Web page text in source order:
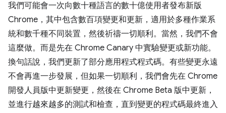
我們可能會一次向數十種語言的數十億使用者發布新版
Chrome，其中包含數百項變更和更新，適用於多種作業系
統和數千種不同裝置，然後祈禱一切順利。當然，我們不會
這麼做。而是先在 Chrome Canary 中實驗變更或新功能。
換句話說，我們更新了部分應用程式程式碼。有些變更永遠
不會再進一步發展，但如果一切順利，我們會先在 Chrome
開發人員版中更新變更，然後在 Chrome Beta 版中更新，
並進行越來越多的測試和檢查，直到變更的程式碼最終進入